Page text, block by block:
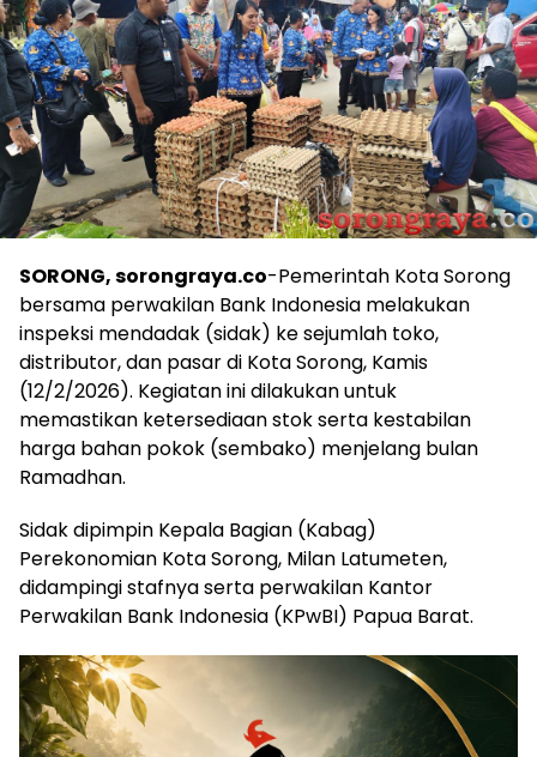
SORONG, sorongraya.co-Pemerintah Kota Sorong
bersama perwakilan Bank Indonesia melakukan
inspeksi mendadak (sidak) ke sejumlah toko,
distributor, dan pasar di Kota Sorong, Kamis
(12/2/2026). Kegiatan ini dilakukan untuk
memastikan ketersediaan stok serta kestabilan
harga bahan pokok (sembako) menjelang bulan
Ramadhan.
Sidak dipimpin Kepala Bagian (Kabag)
Perekonomian Kota Sorong, Milan Latumeten,
didampingi stafnya serta perwakilan Kantor
Perwakilan Bank Indonesia (KPwBI) Papua Barat.